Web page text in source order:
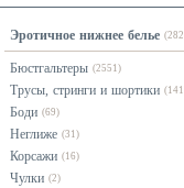
Эротичное нижнее белье
Бюстгальтеры (2551)
Трусы, стринги и шортики
Боди (69)
Неглиже (31)
Корсажи (16)
Чулки (2)